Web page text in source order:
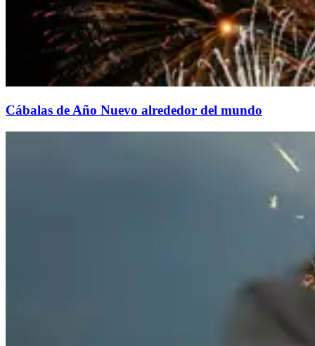
Cábalas de Año Nuevo alrededor del mundo